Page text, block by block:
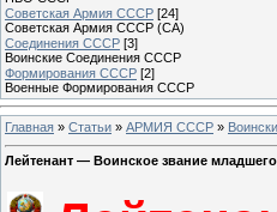
Советская Армия СССР [24]
Советская Армия СССР (СА)
Соединения СССР [3]
Воинские Соединения СССР
Формирования СССР [2]
Военные Формирования СССР
Главная » Статьи » АРМИЯ СССР »
Лейтенант — Воинское звание